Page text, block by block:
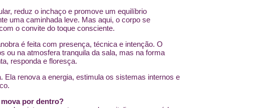
reduz o inchaço e promove um equilíbrio
uma caminhada leve. Mas aqui, o corpo se
o convite do toque consciente.
é feita com presença, técnica e intenção. O
ou na atmosfera tranquila da sala, mas na forma
responda e floresça.
Ela renova a energia, estimula os sistemas internos e
por dentro?